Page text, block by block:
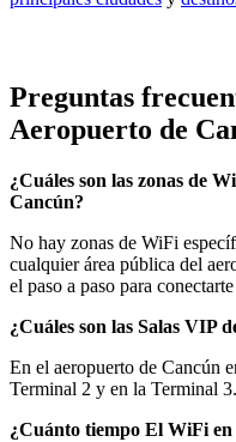
Preguntas
Aeropuerto de
¿Cuáles son las zonas de
Cancún?
No hay zonas de WiFi
cualquier área pública del
el paso a paso para
¿Cuáles son las Salas VIP
En el aeropuerto de Cancún
Terminal 2 y en la Terminal 3.
¿Cuánto tiempo El WiFi en